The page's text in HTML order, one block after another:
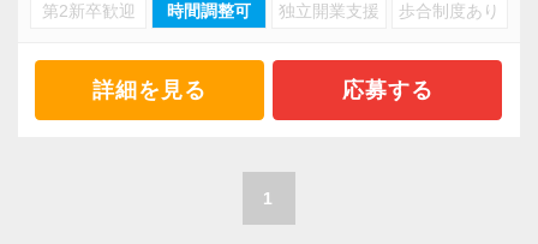
・キャリアアップ志向のある方
・顧客対応や提案業務に挑戦したい方
・資産税など専門性を高めたい方
・資産税や相続など専門性の高い案件あり
・経験値が自然と積み上がる環境
・年間休日125日以上
第2新卒歓迎 時間調整可 独立開業支援 歩合制度あり
詳細を見る 応募する
1